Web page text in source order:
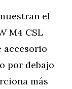
el
M4 CSL
accesorio
por debajo
más